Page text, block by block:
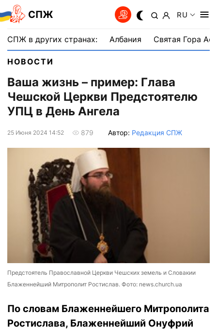
СПЖ RU
СПЖ в других странах: Албания Святая Гора
НОВОСТИ
Ваша жизнь – пример: Глава
Чешской Церкви Предстоятелю
УПЦ в День Ангела
25 Июня 2024 14:52 879 Автор: Редакция СПЖ
Предстоятель Православной Церкви Чешских земель и Словакии
Блаженнейший Митрополит Ростислав. Фото: news.church.ua
По словам Блаженнейшего Митрополита
Ростислава, Блаженнейший Онуфрий